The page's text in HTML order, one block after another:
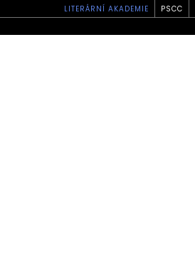
LITERÁRNÍ AKADEMIE PSCC